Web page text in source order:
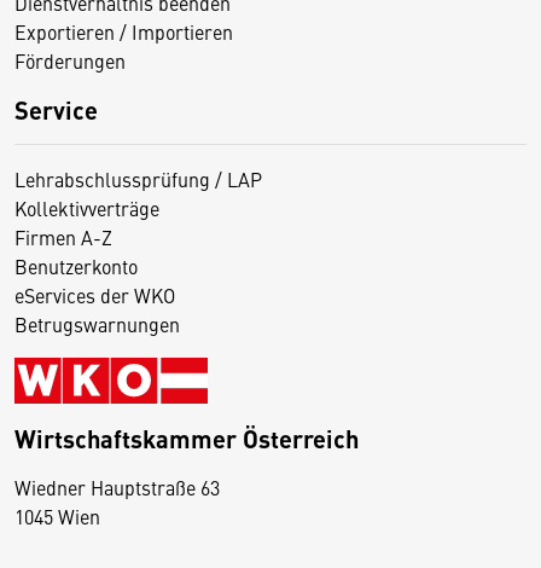
Exportieren / Importieren
Förderungen
Service
Lehrabschlussprüfung / LAP
Kollektivverträge
Firmen A-Z
Benutzerkonto
eServices der WKO
Betrugswarnungen
Wirtschaftskammer Österreich
Wiedner Hauptstraße 63
1045 Wien
D